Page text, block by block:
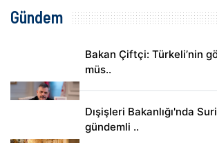
Gündem
Bakan Çiftçi: Türkeli’nin
müs..
Dışişleri Bakanlığı'nda
gündemli ..